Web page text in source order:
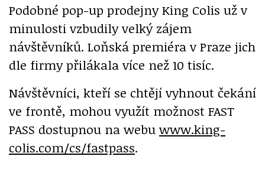
Podobné pop-up prodejny King Colis už v
minulosti vzbudily velký zájem
návštěvníků. Loňská premiéra v Praze jich
dle firmy přilákala více než 10 tisíc.
Návštěvníci, kteří se chtějí vyhnout čekání
ve frontě, mohou využít možnost FAST
PASS dostupnou na webu www.king-
colis.com/cs/fastpass.